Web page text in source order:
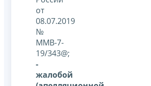
от
08.07.2019
№
ММВ-7-
19/343@;
-
жалобой